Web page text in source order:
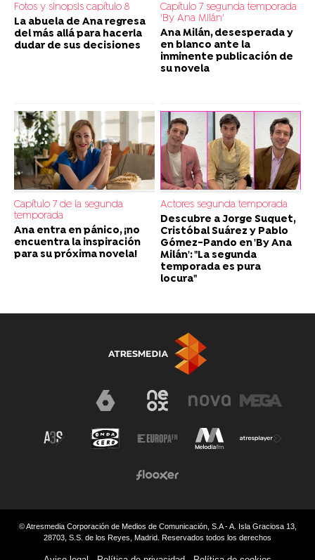
Fotos y sinopsis capítulo 8
La abuela de Ana regresa
del más allá para hacerla
dudar de sus decisiones
Capítulo 7 segunda temporada
'By Ana MIlán'
Ana Milán, desesperada y
en blanco ante la
inminente publicación de
su novela
Capítulo 7 de la segunda
temporada
Ana entra en pánico, ¡no
encuentra la inspiración
para su próxima novela!
Actores segunda temporada
Descubre a Jorge Suquet,
Cristóbal Suárez y Pablo
Gómez-Pando en 'By Ana
Milán': "La segunda
temporada es pura
locura"
© Atresmedia Corporación de Medios de Comunicación, S.A - A. Isla Graciosa 13,
28703, S.S. de los Reyes, Madrid. Reservados todos los derechos